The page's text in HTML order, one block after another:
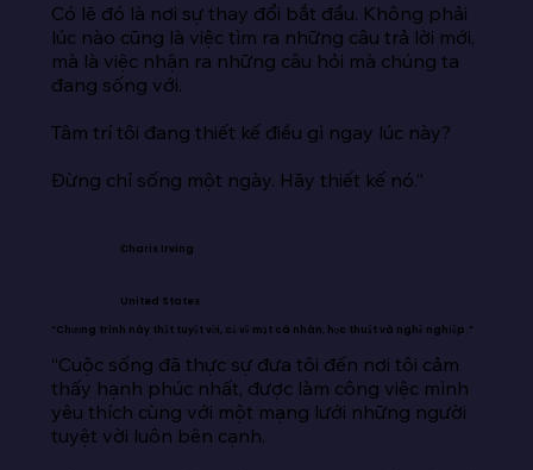
Có lẽ đó là nơi sự thay đổi bắt đầu. Không phải
lúc nào cũng là việc tìm ra những câu trả lời mới,
mà là việc nhận ra những câu hỏi mà chúng ta
đang sống với.
Tâm trí tôi đang thiết kế điều gì ngay lúc này?
Đừng chỉ sống một ngày. Hãy thiết kế nó.”
Charis Irving
United States
“Chương trình này thật tuyệt vời, cả về mặt cá nhân, học thuật và nghề nghiệp.”
“Cuộc sống đã thực sự đưa tôi đến nơi tôi cảm
thấy hạnh phúc nhất, được làm công việc mình
yêu thích cùng với một mạng lưới những người
tuyệt vời luôn bên cạnh.